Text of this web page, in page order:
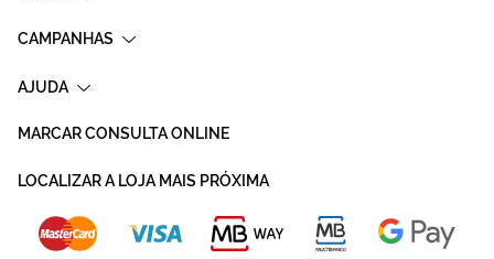
CAMPANHAS
AJUDA
MARCAR CONSULTA ONLINE
LOCALIZAR A LOJA MAIS PRÓXIMA